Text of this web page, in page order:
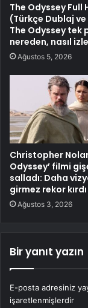
The Odyssey Full
(Türkçe Dublaj ve
The Odyssey tek
nereden, nasıl
Ağustos 5, 2026
Christopher
Odyssey’ filmi
salladı: Daha
girmez rekor kırdı
Ağustos 3, 2026
Bir yanıt yazın
E-posta adresiniz
işaretlenmişlerdir